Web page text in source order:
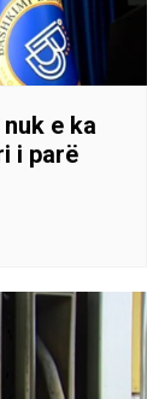
e ka
i parë